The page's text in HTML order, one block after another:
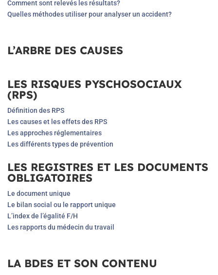
Comment sont relevés les résultats?
Quelles méthodes utiliser pour analyser un accident?
L’ARBRE DES CAUSES
LES RISQUES PYSCHOSOCIAUX
(RPS)
Définition des RPS
Les causes et les effets des RPS
Les approches réglementaires
Les différents types de prévention
LES REGISTRES ET LES DOCUMENTS
OBLIGATOIRES
Le document unique
Le bilan social ou le rapport unique
L’index de l’égalité F/H
Les rapports du médecin du travail
LA BDES ET SON CONTENU